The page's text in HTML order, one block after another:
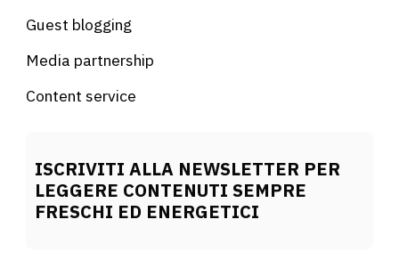
Guest blogging
Media partnership
Content service
ISCRIVITI ALLA NEWSLETTER PER
LEGGERE CONTENUTI SEMPRE
FRESCHI ED ENERGETICI